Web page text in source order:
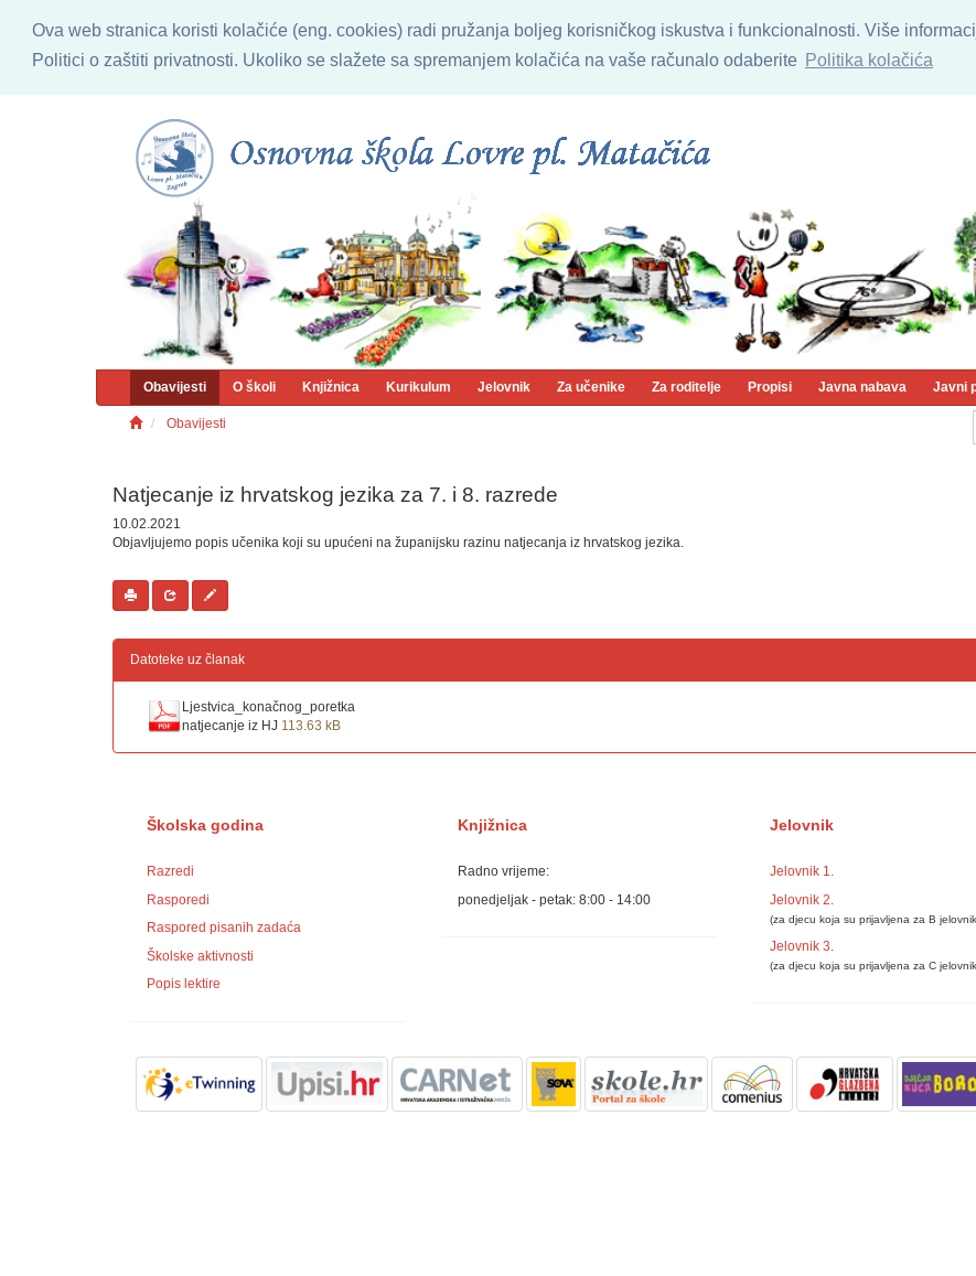
Ova web stranica koristi kolačiće (eng. cookies) radi pružanja boljeg korisničkog iskustva i funkcionalnosti. Više
Politici o zaštiti privatnosti. Ukoliko se slažete sa spremanjem kolačića na vaše računalo odaberite Politika kolačića
Obavijesti O školi Knjižnica Kurikulum Jelovnik Za učenike Za roditelje Propisi Javna nabava Javni
Obavijesti
Natjecanje iz hrvatskog jezika za 7. i 8. razrede
10.02.2021
Objavljujemo popis učenika koji su upućeni na županijsku razinu natjecanja iz hrvatskog jezika.
Datoteke uz članak
Ljestvica_konačnog_poretka
natjecanje iz HJ 113.63 kB
Školska godina
Razredi
Rasporedi
Raspored pisanih zadaća
Školske aktivnosti
Popis lektire
Knjižnica
Radno vrijeme:
ponedjeljak - petak: 8:00 - 14:00
Jelovnik
Jelovnik 1.
Jelovnik 2.
(za djecu koja su prijavljena za B
Jelovnik 3.
(za djecu koja su prijavljena za C